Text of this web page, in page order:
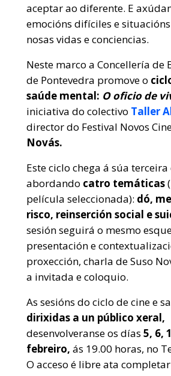
aceptar ao diferente. E
emocións difíciles e
nosas vidas e conciencias.
Neste marco a Concellería de
de Pontevedra promove o
saúde mental: O oficio de
iniciativa do colectivo Taller
director do Festival Novos
Novás.
Este ciclo chega á súa
abordando catro temáticas
película seleccionada): dó,
risco, reinserción social e
sesión seguirá o mesmo
presentación e
proxección, charla de Suso
a invitada e coloquio.
As sesións do ciclo de cine e
dirixidas a un público xeral,
desenvolveranse os días 5, 6,
febreiro, ás 19.00 horas, no
O acceso é libre ata